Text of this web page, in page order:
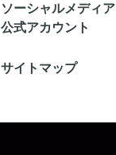
ソーシャルメディア
公式アカウント
サイトマップ